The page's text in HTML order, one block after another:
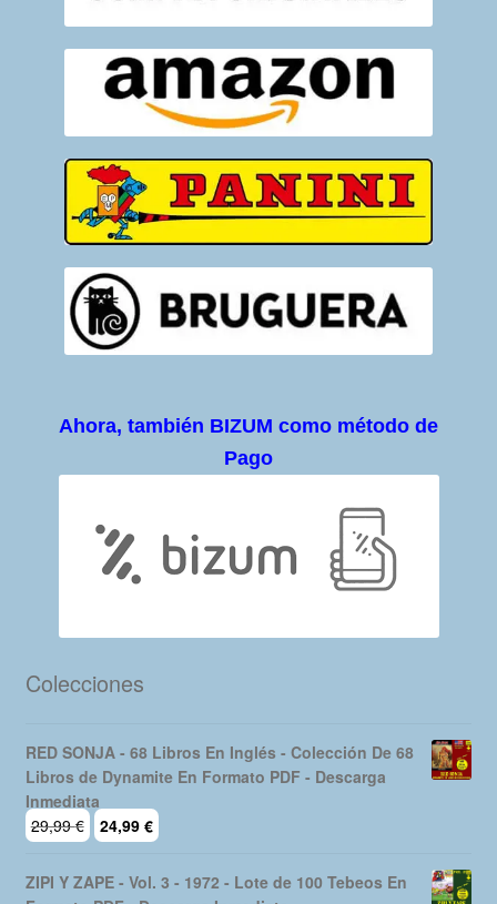
Ahora, también BIZUM como método de
Pago
Colecciones
RED SONJA - 68 Libros En Inglés - Colección De 68
Libros de Dynamite En Formato PDF - Descarga
Inmediata
29,99€
El
precio
original
era:
24,99 €
actual
ZIPI Y ZAPE - Vol. 3 - 1972 - Lote de 100 Tebeos En